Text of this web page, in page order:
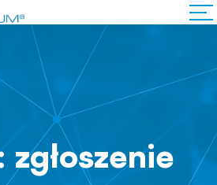
zgłoszenie